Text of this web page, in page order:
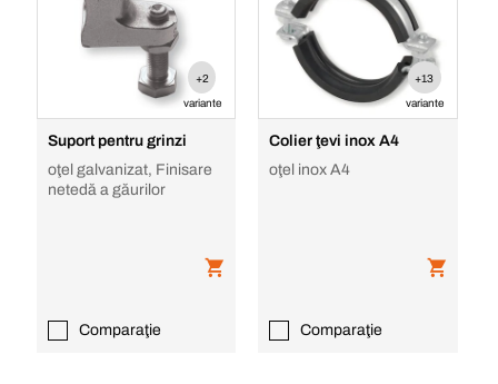
+2
variante
Suport pentru grinzi
oţel galvanizat, Finisare
netedă a găurilor
Comparaţie
+13
variante
Colier ţevi inox A4
oţel inox A4
Comparaţie